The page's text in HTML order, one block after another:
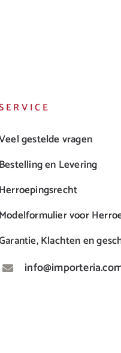
gestelde vragen
Bestelling en Levering
Herroepingsrecht
Modelformulier voor
Klachten en